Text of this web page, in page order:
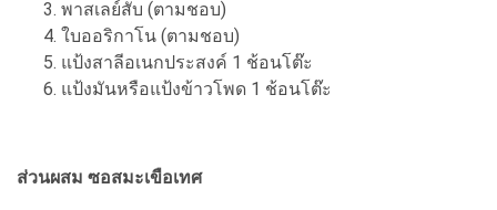
พาสเลย์สับ (ตามชอบ)
ใบออริกาโน (ตามชอบ)
แป้งสาลีอเนกประสงค์ 1 ช้อนโต๊ะ
แป้งมันหรือแป้งข้าวโพด 1 ช้อนโต๊ะ
ส่วนผสม ซอสมะเขือเทศ